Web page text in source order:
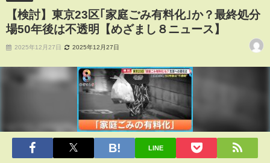
【検討】東京23区｢家庭ごみ有料化｣か？最終処分
場50年後は不透明【めざまし８ニュース】
2025年12月27日 2025年12月27日
LINE